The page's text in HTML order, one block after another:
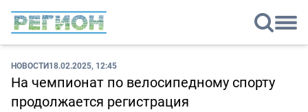
НОВОСТИ18.02.2025, 12:45
На чемпионат по велосипедному спорту
продолжается регистрация